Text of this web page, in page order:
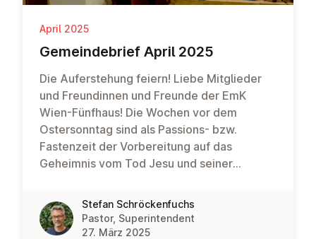
April 2025
Ge­mein­de­brief April 2025
Die Auferstehung feiern! Liebe Mitglieder
und Freundinnen und Freunde der EmK
Wien-Fünfhaus! Die Wochen vor dem
Ostersonntag sind als Passions- bzw.
Fastenzeit der Vorbereitung auf das
Geheimnis vom Tod Jesu und seiner
der wir eingeladen sind, Freiräume zu
schaffen. Nicht der Verzicht als
Selbstzweck steht im Vordergrund. Es geht
Stefan Schröckenfuchs
Pastor, Superintendent
27. März 2025